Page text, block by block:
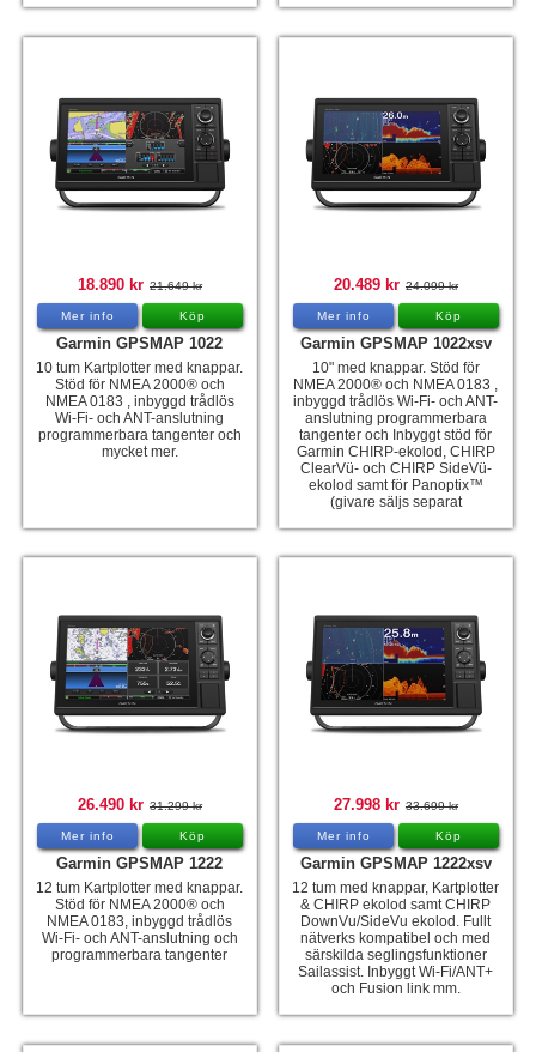
18.890 kr 21.649 kr
Mer info Köp
Garmin GPSMAP 1022
10 tum Kartplotter med knappar.
Stöd för NMEA 2000® och
NMEA 0183 , inbyggd trådlös
Wi-Fi- och ANT-anslutning
programmerbara tangenter och
mycket mer.
20.489 kr 24.099 kr
Mer info Köp
Garmin GPSMAP 1022xsv
10" med knappar. Stöd för
NMEA 2000® och NMEA 0183 ,
inbyggd trådlös Wi-Fi- och ANT-
anslutning programmerbara
tangenter och Inbyggt stöd för
Garmin CHIRP-ekolod, CHIRP
ClearVü- och CHIRP SideVü-
ekolod samt för Panoptix™
(givare säljs separat
26.490 kr 31.299 kr
Mer info Köp
Garmin GPSMAP 1222
12 tum Kartplotter med knappar.
Stöd för NMEA 2000® och
NMEA 0183, inbyggd trådlös
Wi-Fi- och ANT-anslutning och
programmerbara tangenter
27.998 kr 33.699 kr
Mer info Köp
Garmin GPSMAP 1222xsv
12 tum med knappar, Kartplotter
& CHIRP ekolod samt CHIRP
DownVu/SideVu ekolod. Fullt
nätverks kompatibel och med
särskilda seglingsfunktioner
Sailassist. Inbyggt Wi-Fi/ANT+
och Fusion link mm.